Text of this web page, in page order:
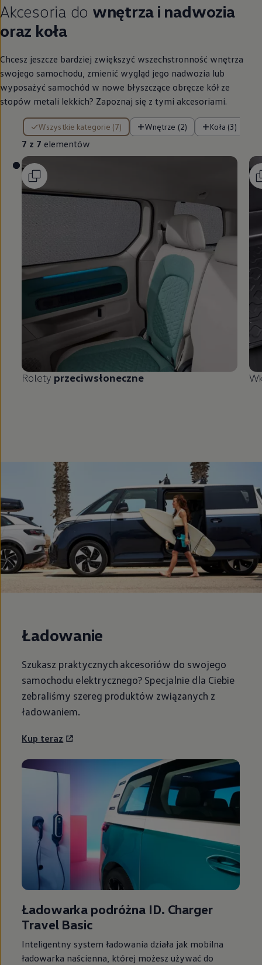
Akcesoria do wnętrza i nadwozia
oraz koła
Chcesz jeszcze bardziej zwiększyć wszechstronność wnętrza
swojego samochodu, zmienić wygląd jego nadwozia lub
wyposażyć samochód w nowe błyszczące obręcze kół ze
stopów metali lekkich? Zapoznaj się z tymi akcesoriami.
Wszystkie kategorie (7) Wnętrze (2) Koła (3)
7 z 7 elementów
7 z 7 elementów
Rolety przeciwsłoneczne
Ładowanie
Szukasz praktycznych akcesoriów do swojego
samochodu elektrycznego? Specjalnie dla Ciebie
zebraliśmy szereg produktów związanych z
ładowaniem.
Kup teraz
Ładowarka podróżna ID. Charger
Travel Basic
Inteligentny system ładowania działa jak mobilna
ładowarka naścienna, której możesz używać do